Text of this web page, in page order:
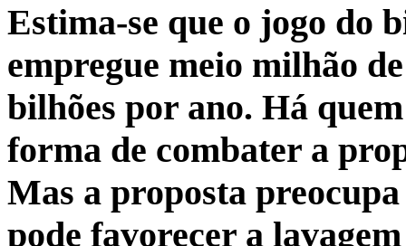
Estima-se que o jogo do
empregue meio milhão
bilhões por ano. Há
forma de combater a
Mas a proposta
pode favorecer a